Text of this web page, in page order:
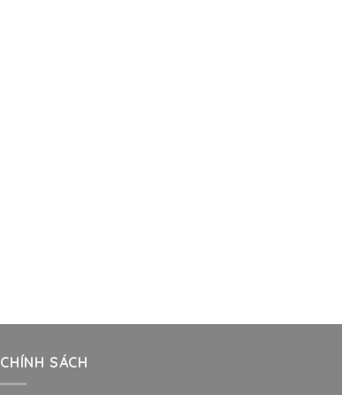
CHÍNH SÁCH